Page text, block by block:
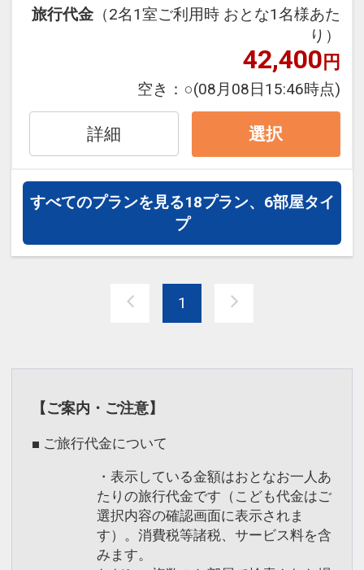
面積を誇る自然環境体感型公園
美味しい空気と水により稀少な野鳥や魚
類を間近で観察することができます
・十勝が丘公園（車で3分）
直径18メートルの大きな花時計「ハナッ
ク」がシンボル
冬には光と音が織り成す幻想的なイルミ
設定期間：2023年6月13日～2027年5月
インターネットコース番号：DP-2-
■-大浴場-■
とろとろ泉質の「源泉かけ流し天然モー
ル温泉」でお肌ツルツル！
夜には露天風呂で、満点の星空を眺める
のもおすすめです！
遅い時間にも開放しておりますので、お
好きなタイミングでご利用ください♪
［時間］チェックイン～翌朝9：00
※午前2:00～3:00は男女浴場入替えの
■-周辺観光-■
マルシェ、体験工房、4つの飲食店が集
まる十勝を味わう癒しの施設
・北海道立十勝エコロジーパーク（車で
3分）
面積を誇る自然環境体感型公園
美味しい空気と水により稀少な野鳥や魚
類を間近で観察することができます
・十勝が丘公園（車で3分）
旅行代金 （2名1室ご利用時 おとな1名様あた
り）
42,400円
空き： ○(08月08日15:46時点)
詳細 選択
すべてのプランを見る18プラン、6部屋タイ
プ
1
【ご案内・ご注意】
■ ご旅行代金について
・表示している金額はおとなお一人あ
たりの旅行代金です（こども代金はご
選択内容の確認画面に表示されま
す）。消費税等諸税、サービス料を含
みます。